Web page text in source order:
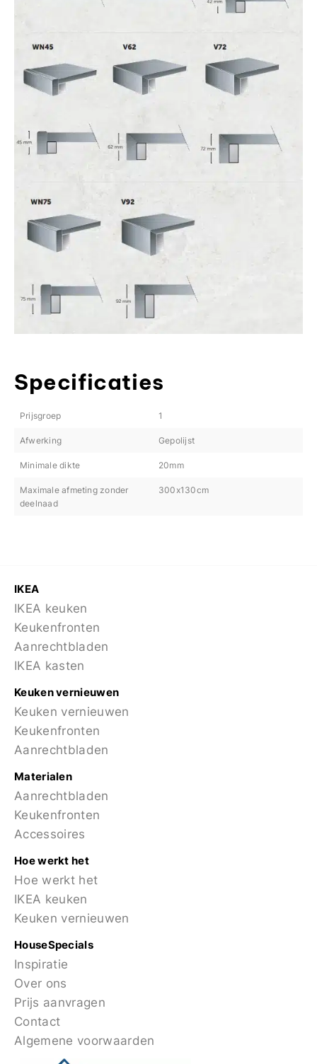
Specificaties
Prijsgroep 1
Afwerking Gepolijst
Minimale dikte 20mm
Maximale afmeting zonder
deelnaad
300x130cm
IKEA
IKEA keuken
Keukenfronten
Aanrechtbladen
IKEA kasten
Keuken vernieuwen
Keuken vernieuwen
Keukenfronten
Aanrechtbladen
Materialen
Aanrechtbladen
Keukenfronten
Accessoires
Hoe werkt het
Hoe werkt het
IKEA keuken
Keuken vernieuwen
HouseSpecials
Inspiratie
Over ons
Prijs aanvragen
Contact
Algemene voorwaarden